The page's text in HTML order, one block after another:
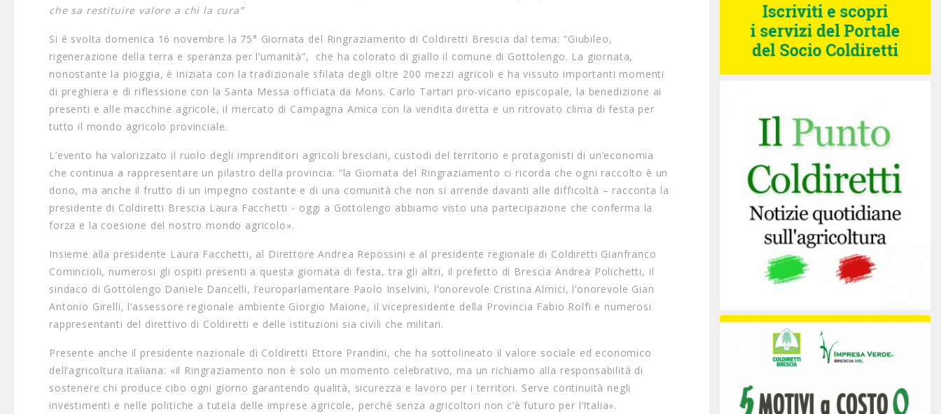
che sa restituire valore a chi la cura”
Si è svolta domenica 16 novembre la 75° Giornata del Ringraziamento di Coldiretti Brescia dal tema: “Giubileo,
rigenerazione della terra e speranza per l’umanità”, che ha colorato di giallo il comune di Gottolengo. La giornata,
nonostante la pioggia, è iniziata con la tradizionale sfilata degli oltre 200 mezzi agricoli e ha vissuto importanti momenti
di preghiera e di riflessione con la Santa Messa officiata da Mons. Carlo Tartari pro-vicario episcopale, la benedizione ai
presenti e alle macchine agricole, il mercato di Campagna Amica con la vendita diretta e un ritrovato clima di festa per
tutto il mondo agricolo provinciale.
L’evento ha valorizzato il ruolo degli imprenditori agricoli bresciani, custodi del territorio e protagonisti di un’economia
che continua a rappresentare un pilastro della provincia: “la Giornata del Ringraziamento ci ricorda che ogni raccolto è un
dono, ma anche il frutto di un impegno costante e di una comunità che non si arrende davanti alle difficoltà – racconta la
presidente di Coldiretti Brescia Laura Facchetti - oggi a Gottolengo abbiamo visto una partecipazione che conferma la
forza e la coesione del nostro mondo agricolo».
Insieme alla presidente Laura Facchetti, al Direttore Andrea Repossini e al presidente regionale di Coldiretti Gianfranco
Comincioli, numerosi gli ospiti presenti a questa giornata di festa, tra gli altri, il prefetto di Brescia Andrea Polichetti, il
sindaco di Gottolengo Daniele Dancelli, l’europarlamentare Paolo Inselvini, l’onorevole Cristina Almici, l’onorevole Gian
Antonio Girelli, l’assessore regionale ambiente Giorgio Maione, il vicepresidente della Provincia Fabio Rolfi e numerosi
rappresentanti del direttivo di Coldiretti e delle istituzioni sia civili che militari.
Presente anche il presidente nazionale di Coldiretti Ettore Prandini, che ha sottolineato il valore sociale ed economico
dell’agricoltura italiana: «il Ringraziamento non è solo un momento celebrativo, ma un richiamo alla responsabilità di
sostenere chi produce cibo ogni giorno garantendo qualità, sicurezza e lavoro per i territori. Serve continuità negli
investimenti e nelle politiche a tutela delle imprese agricole, perché senza agricoltori non c’è futuro per l’Italia».